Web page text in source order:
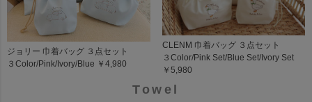
ジョリー 巾着バッグ ３点セット
３Color/Pink/Ivory/Blue ￥4,980
CLENM 巾着バッグ ３点セット
３Color/Pink Set/Blue Set/Ivory Set
￥5,980
Towel